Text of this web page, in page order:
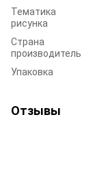
Тематика
рисунка
Страна
производитель
Упаковка
Отзывы